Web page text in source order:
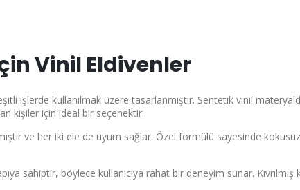
Vinil Eldivenler
işlerde kullanılmak üzere tasarlanmıştır. Sentetik vinil
kişiler için ideal bir seçenektir.
ve her iki ele de uyum sağlar. Özel formülü sayesinde
sahiptir, böylece kullanıcıya rahat bir deneyim sunar.